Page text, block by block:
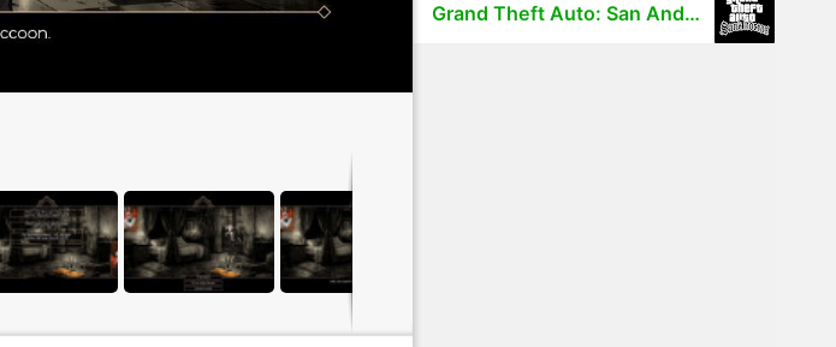
Grand Theft Auto: San Andreas